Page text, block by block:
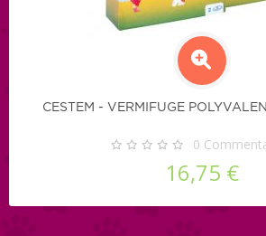
CESTEM - VERMIFUGE
0
16,75 €